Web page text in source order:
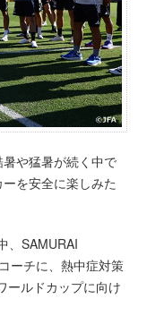
や猛暑が続く中で
を安全に楽しみた
、SAMURAI
ーチに、熱中症対策
ールドカップに向け